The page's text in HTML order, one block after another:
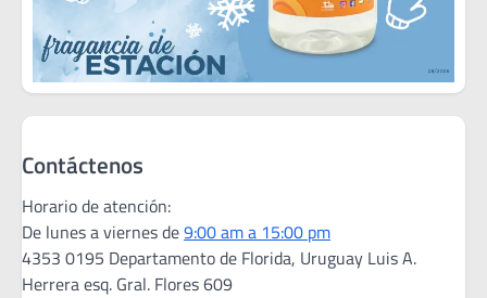
Contáctenos
Horario de atención:
De lunes a viernes de9:00 am a 15:00 pm
4353 0195 Departamento de Florida, Uruguay Luis A.
Herrera esq. Gral. Flores 609